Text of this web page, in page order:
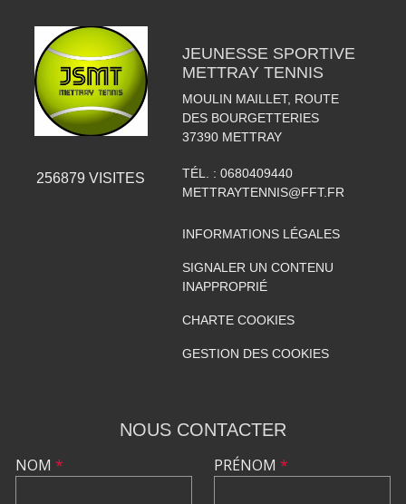
256879 VISITES
JEUNESSE SPORTIVE
METTRAY TENNIS
MOULIN MAILLET, ROUTE
DES BOURGETTERIES
37390 METTRAY
TÉL. : 0680409440
METTRAYTENNIS@FFT.FR
INFORMATIONS LÉGALES
SIGNALER UN CONTENU
INAPPROPRIÉ
CHARTE COOKIES
GESTION DES COOKIES
NOUS CONTACTER
NOM * PRÉNOM *